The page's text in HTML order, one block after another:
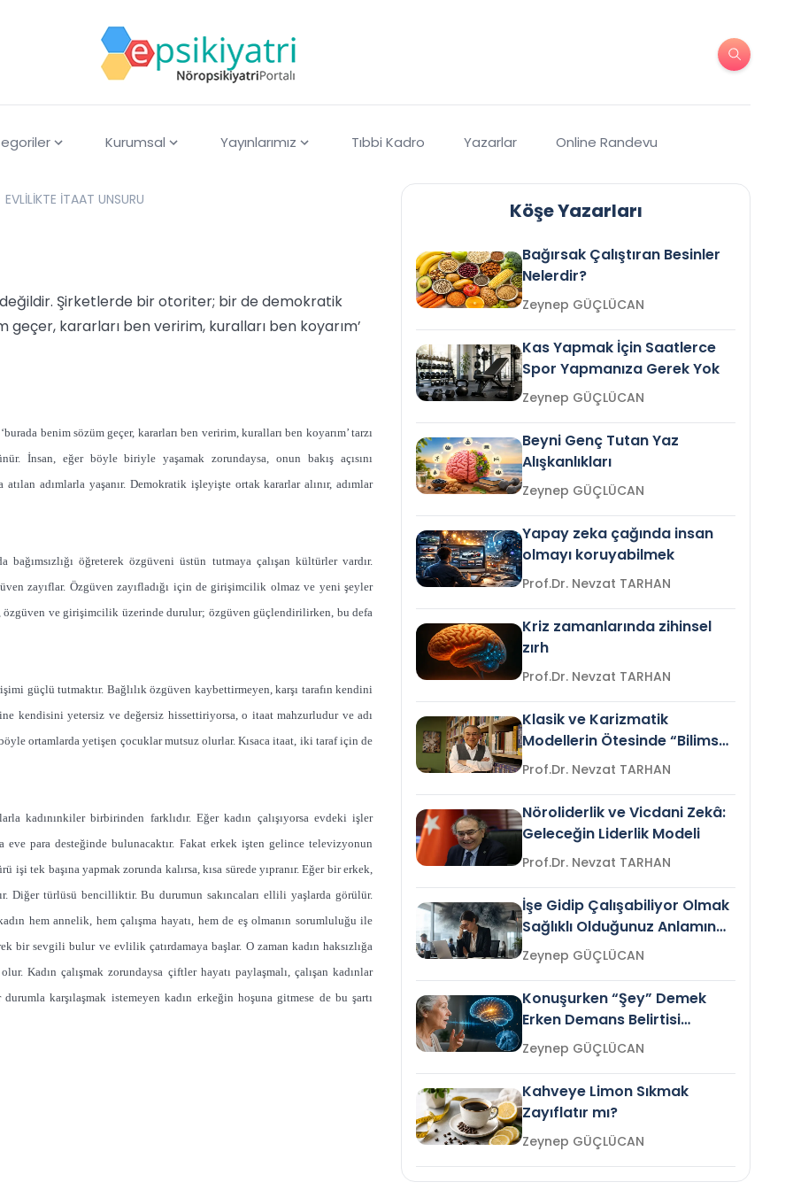
Kurumsal Yayınlarımız Tıbbi Kadro Yazarlar Online Randevu
EVLİLİKTE İTAAT UNSURU
Şirketlerde bir otoriter; bir de demokratik
kararları ben veririm, kuralları ben koyarım’
benim sözüm geçer, kararları ben veririm, kuralları ben koyarım’ tarzı
İnsan, eğer böyle biriyle yaşamak zorundaysa, onun bakış açısını
adımlarla yaşanır. Demokratik işleyişte ortak kararlar alınır, adımlar
öğreterek özgüveni üstün tutmaya çalışan kültürler vardır.
zayıflar. Özgüven zayıfladığı için de girişimcilik olmaz ve yeni şeyler
özgüven ve girişimcilik üzerinde durulur; özgüven güçlendirilirken, bu defa
güçlü tutmaktır. Bağlılık özgüven kaybettirmeyen, karşı tarafın kendini
kendisini yetersiz ve değersiz hissettiriyorsa, o itaat mahzurludur ve adı
ortamlarda yetişen çocuklar mutsuz olurlar. Kısaca itaat, iki taraf için de
birbirinden farklıdır. Eğer kadın çalışıyorsa evdeki işler
para desteğinde bulunacaktır. Fakat erkek işten gelince televizyonun
işi tek başına yapmak zorunda kalırsa, kısa sürede yıpranır. Eğer bir erkek,
Diğer türlüsü bencilliktir. Bu durumun sakıncaları ellili yaşlarda görülür.
hem annelik, hem çalışma hayatı, hem de eş olmanın sorumluluğu ile
bir sevgili bulur ve evlilik çatırdamaya başlar. O zaman kadın haksızlığa
Kadın çalışmak zorundaysa çiftler hayatı paylaşmalı, çalışan kadınlar
karşılaşmak istemeyen kadın erkeğin hoşuna gitmese de bu şartı
Köşe Yazarları
Bağırsak Çalıştıran Besinler
Nelerdir?
Zeynep GÜÇLÜCAN
Kas Yapmak İçin Saatlerce
Spor Yapmanıza Gerek Yok
Zeynep GÜÇLÜCAN
Beyni Genç Tutan Yaz
Alışkanlıkları
Zeynep GÜÇLÜCAN
Yapay zeka çağında insan
olmayı koruyabilmek
Prof.Dr. Nevzat TARHAN
Kriz zamanlarında zihinsel
zırh
Prof.Dr. Nevzat TARHAN
Klasik ve Karizmatik
Modellerin Ötesinde “Bilimsel
Liderlik”
Prof.Dr. Nevzat TARHAN
Nöroliderlik ve Vicdani Zekâ:
Geleceğin Liderlik Modeli
Prof.Dr. Nevzat TARHAN
İşe Gidip Çalışabiliyor Olmak
Sağlıklı Olduğunuz Anlamına
Gelir mi?Zeynep GÜÇLÜCAN
Konuşurken “Şey” Demek
Erken Demans Belirtisi
Olabilir mi?Zeynep GÜÇLÜCAN
Kahveye Limon Sıkmak
Zayıflatır mı?
Zeynep GÜÇLÜCAN